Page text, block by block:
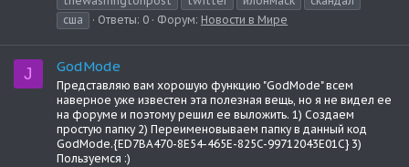
сша
Ответы: 0 Форум: Новости в Мире
J GodMode
Представляю вам хорошую функцию "GodMode" всем
наверное уже известен эта полезная вещь, но я не видел ее
на форуме и поэтому решил ее выложить. 1) Создаем
простую папку 2) Переименовываем папку в данный код
GodMode.{ED7BA470-8E54-465E-825C-99712043E01C} 3)
Пользуемся :)